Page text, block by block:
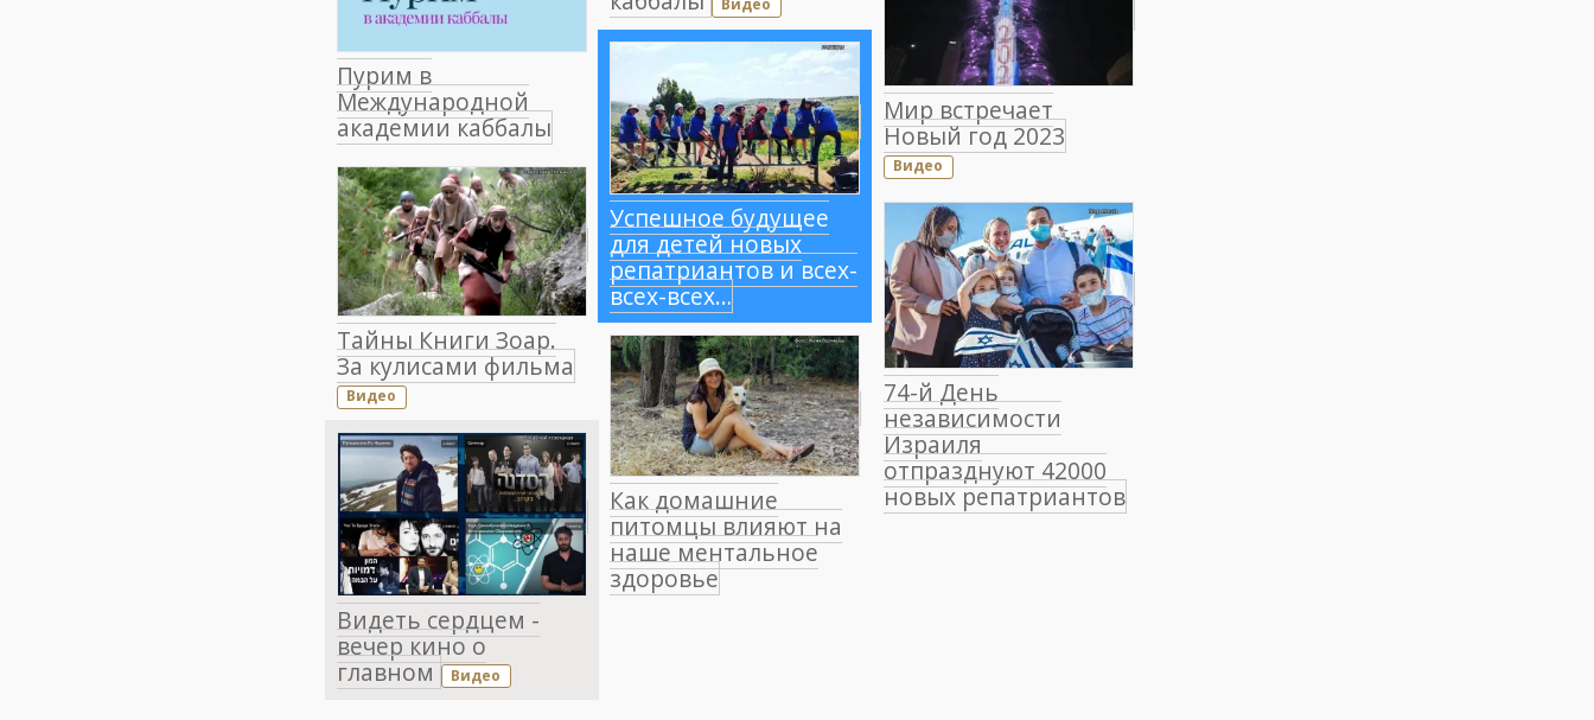
Видео
Пурим в
Международной
академии каббалы
Мир встречает
Новый год 2023
Видео
Успешное будущее
для детей новых
репатриантов и всех-
всех-всех…
Тайны Книги Зоар.
За кулисами фильма
Видео
74-й День
независимости
Израиля
отпразднуют 42000
новых репатриантов
Как домашние
питомцы влияют на
наше ментальное
здоровье
Видеть сердцем -
вечер кино о
главном Видео